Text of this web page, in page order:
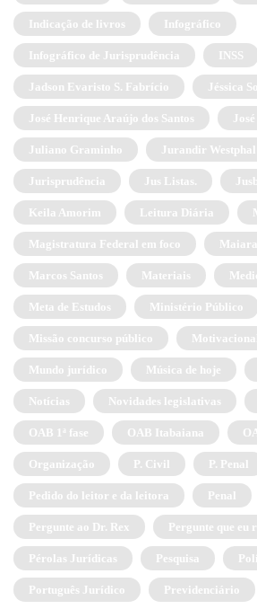
Indicação de livros Infográfico
Infográfico de Jurisprudência INSS
Jadson Evaristo S. Fabrício Jéssica
José Henrique Araújo dos Santos
Juliano Graminho Jurandir Westphal
Jurisprudência Jus Listas.
Keila Amorim Leitura Diária
Magistratura Federal em foco
Marcos Santos Materiais
Meta de Estudos Ministério Público
Missão concurso público Motivacional
Mundo jurídico Música de hoje
Notícias Novidades legislativas
OAB 1ª fase OAB Itabaiana
Organização P. Civil P. Penal
Pedido do leitor e da leitora Penal
Pergunte ao Dr. Rex Pergunte que eu
Pérolas Jurídicas Pesquisa
Português Jurídico Previdenciário